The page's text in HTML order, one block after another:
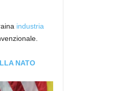
industria
NATO